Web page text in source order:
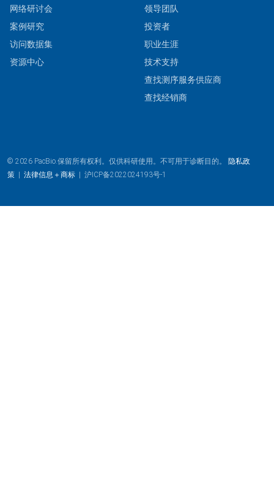
网络研讨会
案例研究
访问数据集
资源中心
领导团队
投资者
职业生涯
技术支持
查找测序服务供应商
查找经销商
© 2026 PacBio.保留所有权利。仅供科研使用。不可用于诊断目的。 隐私政
策 | 法律信息＋商标 | 沪ICP备2022024193号-1